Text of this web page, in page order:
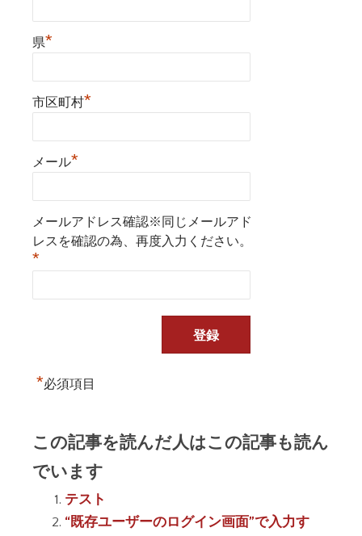
県*
市区町村*
メール*
メールアドレス確認※同じメールアド
レスを確認の為、再度入力ください。
*
*必須項目
この記事を読んだ人はこの記事も読ん
でいます
テスト
“既存ユーザーのログイン画面”で入力す